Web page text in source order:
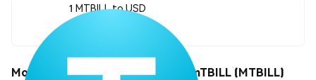
1 MTBILL to USD
Movimientos de precio de Midas mTBILL (MTBILL)